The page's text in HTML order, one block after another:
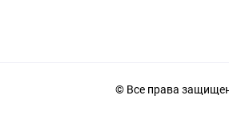
© Все права